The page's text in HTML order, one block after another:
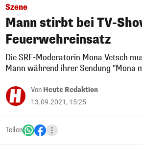
Szene
Mann stirbt bei TV-
Feuerwehreinsatz
Die SRF-Moderatorin Mona Vetsch
Mann während ihrer Sendung "Mona
Von Heute Redaktion
13.09.2021, 15:25
Teilen